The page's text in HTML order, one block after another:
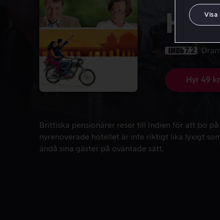
7.2
Hyr 49 kr
Brittiska pensionärer reser till Indien för att bo
Brittiska pensionärer reser till Indien för att bo
nyrenoverade hotellet är inte riktigt lika lyxigt
ändå sina gäster på oväntade sätt.
Visa